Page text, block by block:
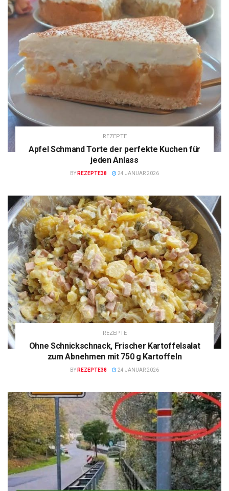
REZEPTE
Apfel Schmand Torte der perfekte Kuchen für
jeden Anlass
BY REZEPTE38 24 JANUAR 2026
REZEPTE
Ohne Schnickschnack, Frischer Kartoffelsalat
zum Abnehmen mit 750 g Kartoffeln
BY REZEPTE38 24 JANUAR 2026